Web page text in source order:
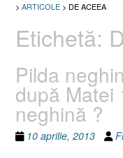
> ARTICOLE > DE ACEEA
Etichetă:
Pilda
după Matei
neghină ?
10 aprilie, 2013